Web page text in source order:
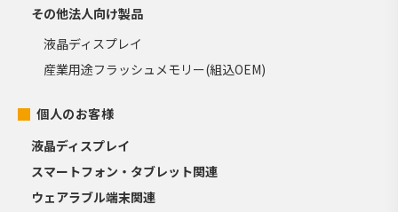
その他法人向け製品
液晶ディスプレイ
産業用途フラッシュメモリー(組込OEM)
個人のお客様
液晶ディスプレイ
スマートフォン・タブレット関連
ウェアラブル端末関連